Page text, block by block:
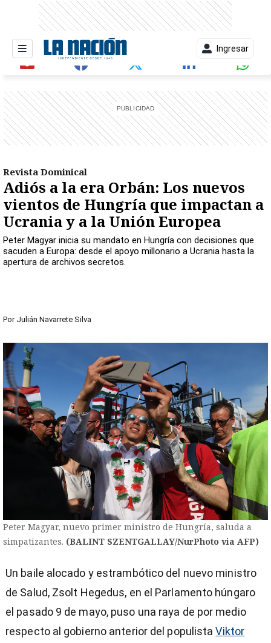
Ingresar
Revista Dominical
Adiós a la era Orbán: Los nuevos
vientos de Hungría que impactan a
Ucrania y a la Unión Europea
Peter Magyar inicia su mandato en Hungría con decisiones que
sacuden a Europa: desde el apoyo millonario a Ucrania hasta la
apertura de archivos secretos.
Por Julián Navarrete Silva
Peter Magyar, nuevo primer ministro de Hungría, saluda a
simpatizantes. (BALINT SZENTGALLAY/NurPhoto via AFP)
Un baile alocado y estrambótico del nuevo ministro
de Salud, Zsolt Hegedus, en el Parlamento húngaro
el pasado 9 de mayo, puso una raya de por medio
respecto al gobierno anterior del populistaViktor